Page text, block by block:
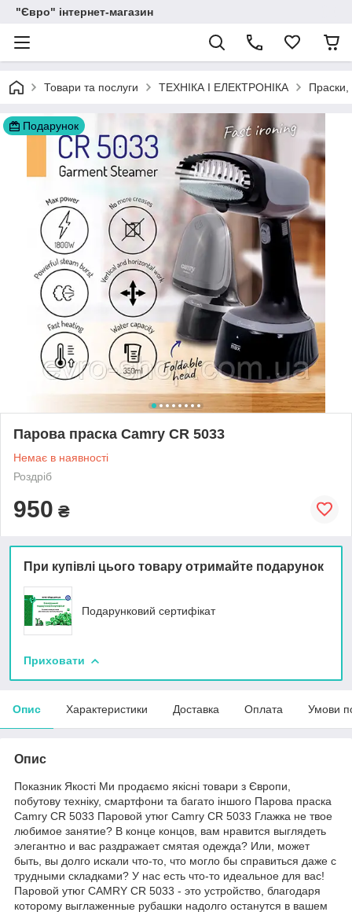
"Євро" інтернет-магазин
Товари та послуги ТЕХНІКА І ЕЛЕКТРОНІКА Праски,
Подарунок
Парова праска Camry CR 5033
Немає в наявності
Роздріб
950 ₴
При купівлі цього товару отримайте подарунок
Подарунковий сертифікат
Приховати
Опис Характеристики Доставка Оплата Умови
Опис
Показник Якості Ми продаємо якісні товари з Європи,
побутову техніку, смартфони та багато іншого Парова праска
Camry CR 5033 Паровой утюг Camry CR 5033 Глажка не твое
любимое занятие? В конце концов, вам нравится выглядеть
элегантно и вас раздражает смятая одежда? Или, может
быть, вы долго искали что-то, что могло бы справиться даже с
трудными складками? У нас есть что-то идеальное для вас!
Паровой утюг CAMRY CR 5033 - это устройство, благодаря
которому выглаженные рубашки надолго останутся в вашем